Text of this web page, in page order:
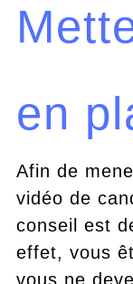
en
Afin de
vidéo de
conseil est
effet, vous
vous ne